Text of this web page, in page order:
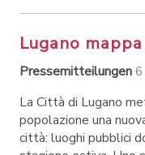
Lugano
Pressemitteilungen
La Città di Lugano
popolazione una
città: luoghi pubblici